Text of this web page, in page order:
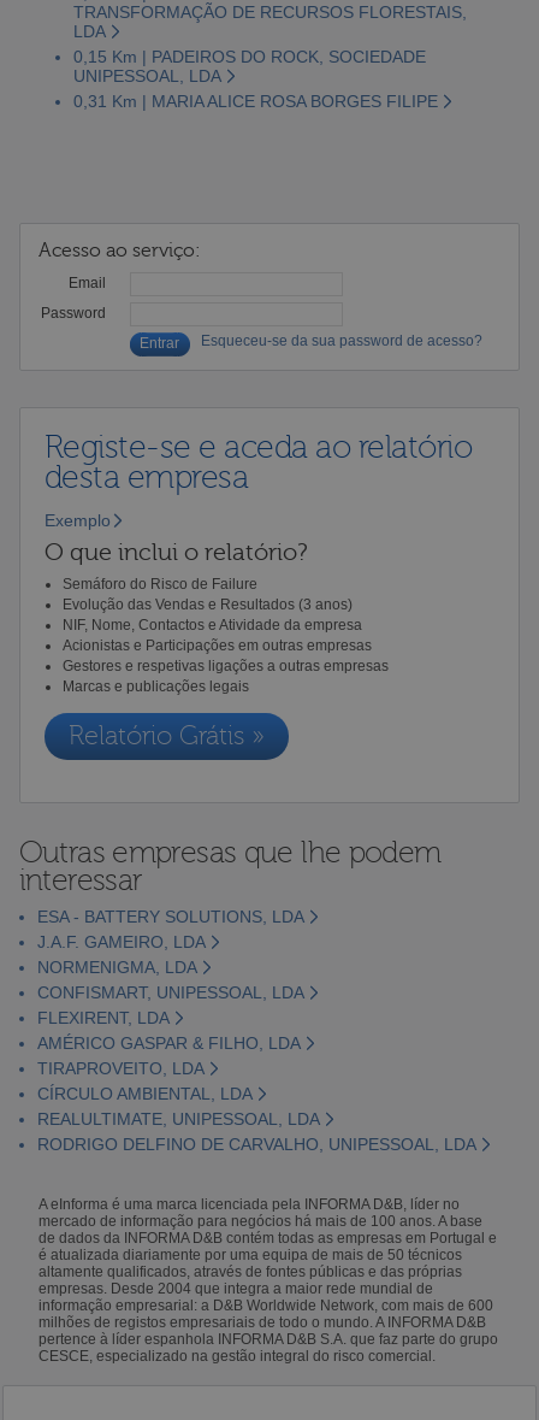
TRANSFORMAÇÃO DE RECURSOS FLORESTAIS,
LDA
0,15 Km | PADEIROS DO ROCK, SOCIEDADE
UNIPESSOAL, LDA
0,31 Km | MARIA ALICE ROSA BORGES FILIPE
Acesso ao serviço:
Email
Password
Esqueceu-se da sua password de acesso?
Registe-se e aceda ao relatório
desta empresa
Exemplo
O que inclui o relatório?
Semáforo do Risco de Failure
Evolução das Vendas e Resultados (3 anos)
NIF, Nome, Contactos e Atividade da empresa
Acionistas e Participações em outras empresas
Gestores e respetivas ligações a outras empresas
Marcas e publicações legais
Relatório Grátis »
Outras empresas que lhe podem
interessar
ESA - BATTERY SOLUTIONS, LDA
J.A.F. GAMEIRO, LDA
NORMENIGMA, LDA
CONFISMART, UNIPESSOAL, LDA
FLEXIRENT, LDA
AMÉRICO GASPAR & FILHO, LDA
TIRAPROVEITO, LDA
CÍRCULO AMBIENTAL, LDA
REALULTIMATE, UNIPESSOAL, LDA
RODRIGO DELFINO DE CARVALHO, UNIPESSOAL, LDA
A eInforma é uma marca licenciada pela INFORMA D&B, líder no
mercado de informação para negócios há mais de 100 anos. A base
de dados da INFORMA D&B contém todas as empresas em Portugal e
é atualizada diariamente por uma equipa de mais de 50 técnicos
altamente qualificados, através de fontes públicas e das próprias
empresas. Desde 2004 que integra a maior rede mundial de
informação empresarial: a D&B Worldwide Network, com mais de 600
milhões de registos empresariais de todo o mundo. A INFORMA D&B
pertence à líder espanhola INFORMA D&B S.A. que faz parte do grupo
CESCE, especializado na gestão integral do risco comercial.